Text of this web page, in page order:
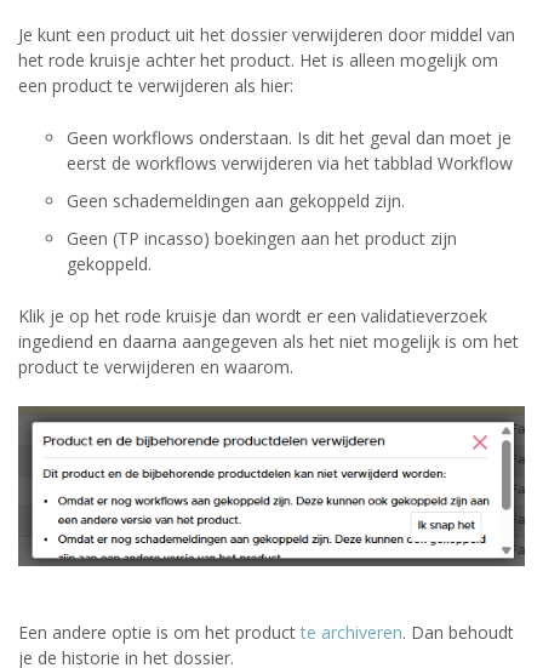
Je kunt een product uit het dossier verwijderen door middel van
het rode kruisje achter het product. Het is alleen mogelijk om
een product te verwijderen als hier:
Geen workflows onderstaan. Is dit het geval dan moet je
eerst de workflows verwijderen via het tabblad Workflow
Geen schademeldingen aan gekoppeld zijn.
Geen (TP incasso) boekingen aan het product zijn
gekoppeld.
Klik je op het rode kruisje dan wordt er een validatieverzoek
ingediend en daarna aangegeven als het niet mogelijk is om het
product te verwijderen en waarom.
Een andere optie is om het product te archiveren. Dan behoudt
je de historie in het dossier.